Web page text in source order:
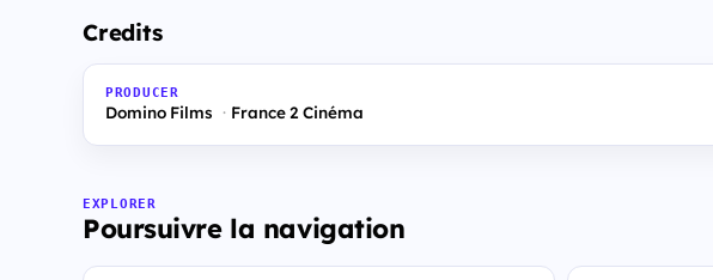
Credits
PRODUCER
Domino Films France 2 Cinéma
EXPLORER
Poursuivre la navigation